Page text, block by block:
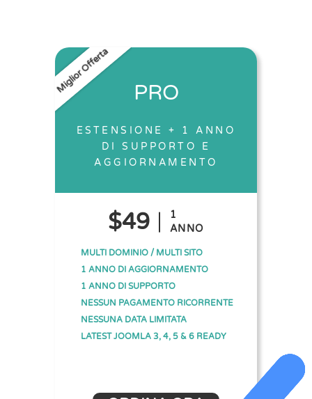
Miglior Offerta PRO
ESTENSIONE + 1 ANNO
DI SUPPORTO E
AGGIORNAMENTO
$49
1
ANNO
MULTI DOMINIO / MULTI SITO
1 ANNO DI AGGIORNAMENTO
1 ANNO DI SUPPORTO
NESSUN PAGAMENTO RICORRENTE
NESSUNA DATA LIMITATA
LATEST JOOMLA 3, 4, 5 & 6 READY